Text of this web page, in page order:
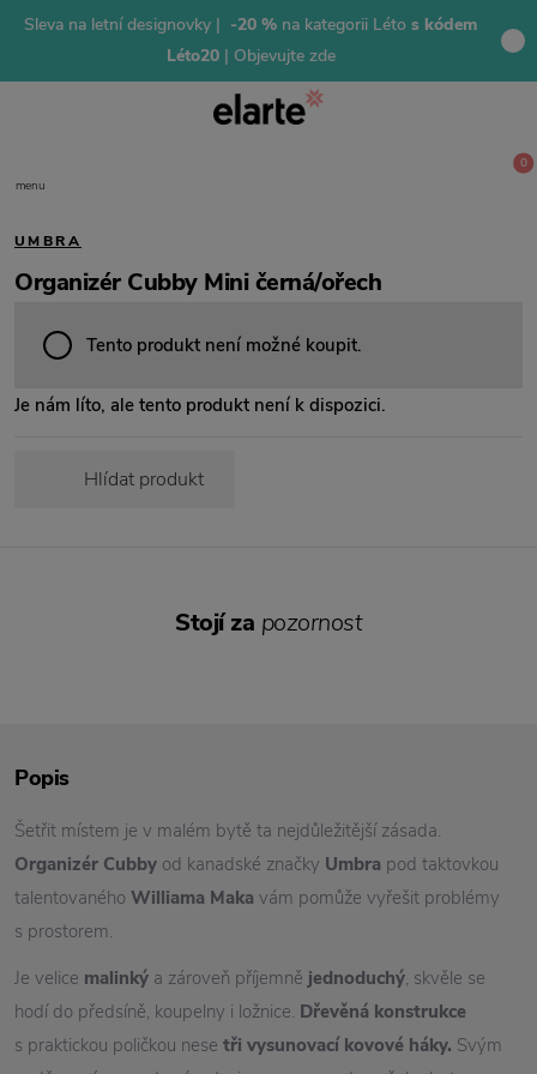
Sleva na letní designovky | -20 % na kategorii Léto s kódem
Léto20 | Objevujte zde
menu
0
UMBRA
Organizér Cubby Mini černá/ořech
Tento produkt není možné koupit.
Je nám líto, ale tento produkt není k dispozici.
Hlídat produkt
Popis
Šetřit místem je v malém bytě ta nejdůležitější zásada.
Organizér Cubby od kanadské značky Umbra pod taktovkou
talentovaného Williama Maka vám pomůže vyřešit problémy
s prostorem.
Je velice malinký a zároveň příjemně jednoduchý, skvěle se
hodí do předsíně, koupelny i ložnice. Dřevěná konstrukce
s praktickou poličkou nese tři vysunovací kovové háky. Svým
Stojí za pozornost